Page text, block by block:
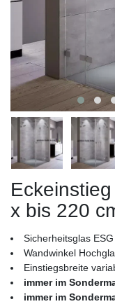
x bis 220
Sicherheitsglas
Wandwinkel
Einstiegsbreite
immer im
immer im